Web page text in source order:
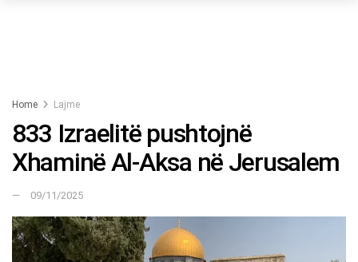
Home Lajme
833 Izraelitë pushtojnë
Xhaminë Al-Aksa në Jerusalem
09/11/2025